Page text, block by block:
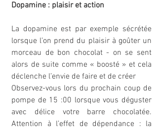
Dopamine : plaisir et action
La dopamine est par exemple sécrétée
lorsque l’on prend du plaisir à goûter un
morceau de bon chocolat - on se sent
alors de suite comme « boosté » et cela
déclenche l’envie de faire et de créer
Observez-vous lors du prochain coup de
pompe de 15 :00 lorsque vous déguster
avec délice votre barre chocolatée.
Attention à l’effet de dépendance : la